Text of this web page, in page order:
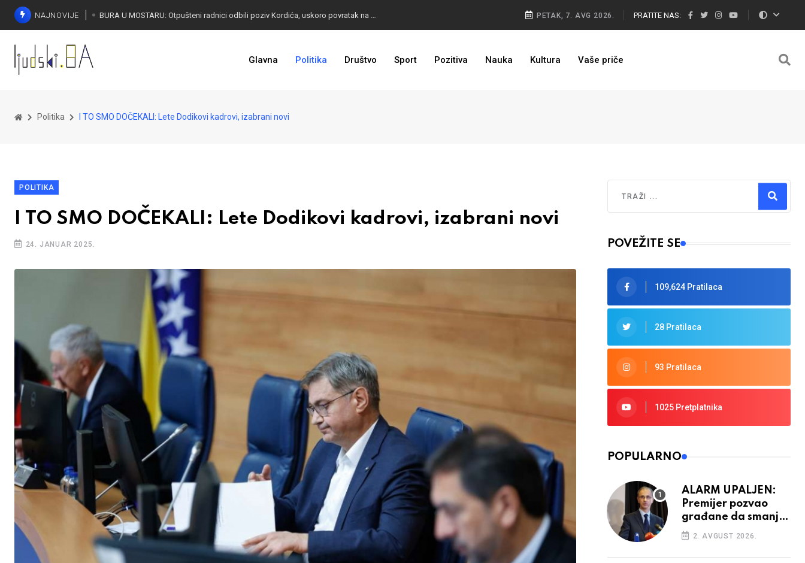
NAJNOVIJE PETAK, 7. AVG 2026. PRATITE NAS:
Glavna Politika Društvo Sport Pozitiva Nauka Kultura Vaše priče
Politika I TO SMO DOČEKALI: Lete Dodikovi kadrovi, izabrani novi
POLITIKA
I TO SMO DOČEKALI: Lete Dodikovi kadrovi, izabrani novi
24. JANUAR 2025.
Type 2 or more characters for results.
POVEŽITE SE
109,624 Pratilaca
28 Pratilaca
93 Pratilaca
1025 Pretplatnika
POPULARNO
ALARM UPALJEN:
Premijer pozvao
građane da smanje
potrošnju struje
2. AVGUST 2026.